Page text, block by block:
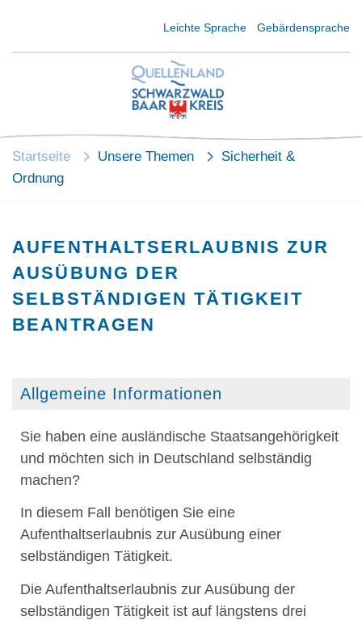
Leichte Sprache Gebärdensprache
Startseite Unsere Themen
Sicherheit &
Ordnung
AUFENTHALTSERLAUBNIS ZUR
AUSÜBUNG DER
SELBSTÄNDIGEN TÄTIGKEIT
BEANTRAGEN
Allgemeine Informationen
Sie haben eine ausländische Staatsangehörigkeit
und möchten sich in Deutschland selbständig
machen?
In diesem Fall benötigen Sie eine
Aufenthaltserlaubnis zur Ausübung einer
selbständigen Tätigkeit.
Die Aufenthaltserlaubnis zur Ausübung der
selbständigen Tätigkeit ist auf längstens drei